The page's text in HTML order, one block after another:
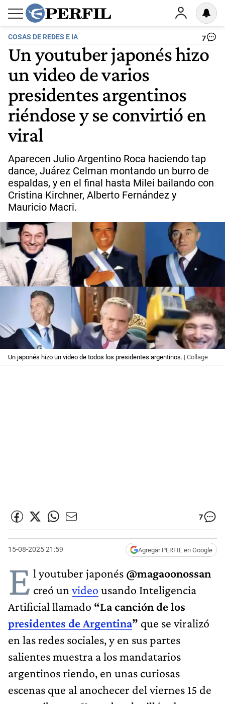
COSAS DE REDES E IA 7
Un youtuber japonés hizo
un video de varios
presidentes argentinos
riéndose y se convirtió en
viral
Aparecen Julio Argentino Roca haciendo tap
dance, Juárez Celman montando un burro de
espaldas, y en el final hasta Milei bailando con
Cristina Kirchner, Alberto Fernández y
Mauricio Macri.
Un japonés hizo un video de todos los presidentes argentinos. | Collage
7
15-08-2025 21:59 Agregar PERFIL en Google
E l youtuber japonés @magaoonossan
creó un video usando Inteligencia
Artificial llamado “La canción de los
presidentes de Argentina” que se viralizó
en las redes sociales, y en sus partes
salientes muestra a los mandatarios
argentinos riendo, en unas curiosas
escenas que al anochecer del viernes 15 de